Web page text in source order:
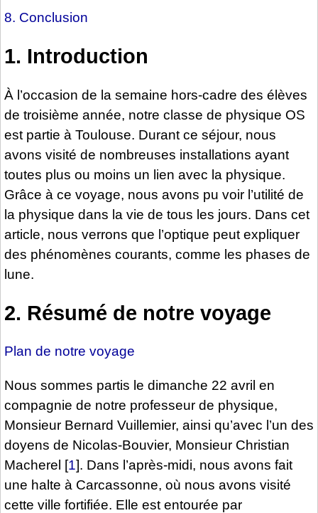
8. Conclusion
1. Introduction
À l’occasion de la semaine hors-cadre des élèves
de troisième année, notre classe de physique OS
est partie à Toulouse. Durant ce séjour, nous
avons visité de nombreuses installations ayant
toutes plus ou moins un lien avec la physique.
Grâce à ce voyage, nous avons pu voir l’utilité de
la physique dans la vie de tous les jours. Dans cet
article, nous verrons que l’optique peut expliquer
des phénomènes courants, comme les phases de
lune.
2. Résumé de notre voyage
Plan de notre voyage
Nous sommes partis le dimanche 22 avril en
compagnie de notre professeur de physique,
Monsieur Bernard Vuillemier, ainsi qu’avec l’un des
doyens de Nicolas-Bouvier, Monsieur Christian
Macherel [1]. Dans l’après-midi, nous avons fait
une halte à Carcassonne, où nous avons visité
cette ville fortifiée. Elle est entourée par